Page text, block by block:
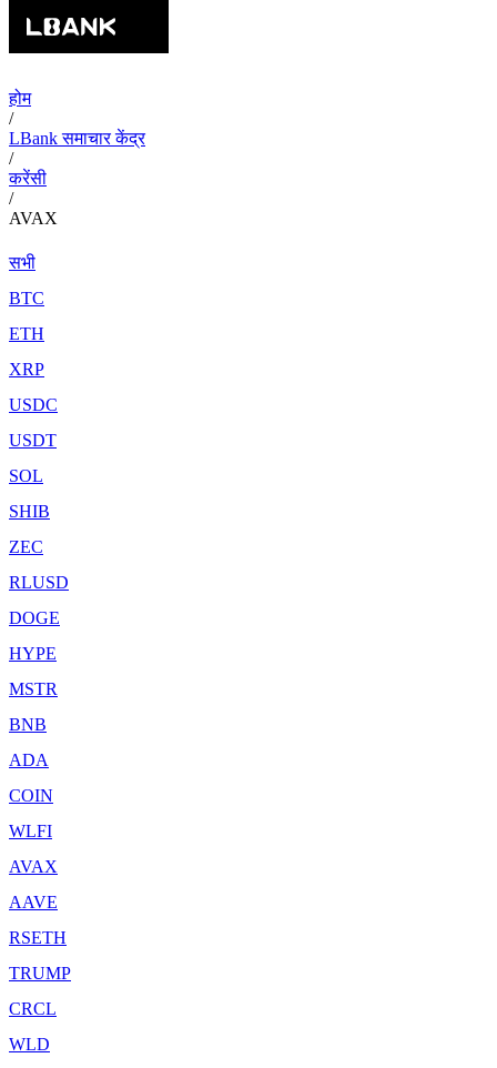
होम
/
LBank समाचार केंद्र
/
करेंसी
/
AVAX
सभी
BTC
ETH
XRP
USDC
USDT
SOL
SHIB
ZEC
RLUSD
DOGE
HYPE
MSTR
BNB
ADA
COIN
WLFI
AVAX
AAVE
RSETH
TRUMP
CRCL
WLD